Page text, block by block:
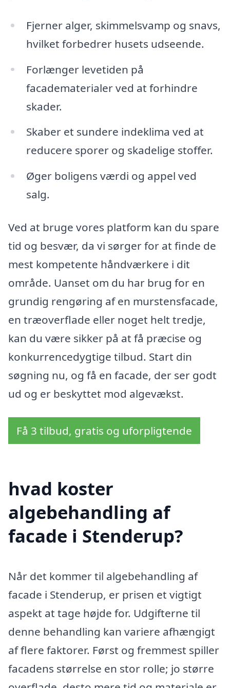
Fjerner alger, skimmelsvamp og snavs,
hvilket forbedrer husets udseende.
Forlænger levetiden på
facadematerialer ved at forhindre
skader.
Skaber et sundere indeklima ved at
reducere sporer og skadelige stoffer.
Øger boligens værdi og appel ved
salg.
Ved at bruge vores platform kan du spare
tid og besvær, da vi sørger for at finde de
mest kompetente håndværkere i dit
område. Uanset om du har brug for en
grundig rengøring af en murstensfacade,
en træoverflade eller noget helt tredje,
kan du være sikker på at få præcise og
konkurrencedygtige tilbud. Start din
søgning nu, og få en facade, der ser godt
ud og er beskyttet mod algevækst.
Få 3 tilbud, gratis og uforpligtende
hvad koster
algebehandling af
facade i Stenderup?
Når det kommer til algebehandling af
facade i Stenderup, er prisen et vigtigt
aspekt at tage højde for. Udgifterne til
denne behandling kan variere afhængigt
af flere faktorer. Først og fremmest spiller
facadens størrelse en stor rolle; jo større